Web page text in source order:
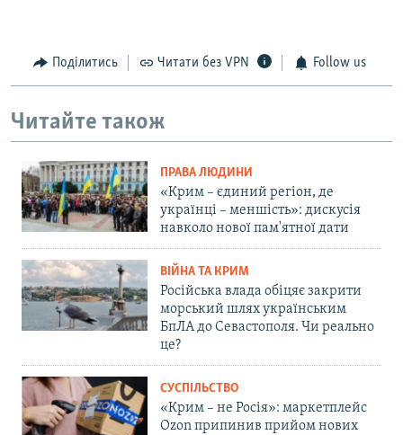
Поділитись Читати без VPN Follow us
Читайте також
ПРАВА ЛЮДИНИ
«Крим – єдиний регіон, де
українці – меншість»: дискусія
навколо нової пам'ятної дати
ВІЙНА ТА КРИМ
Російська влада обіцяє закрити
морський шлях українським
БпЛА до Севастополя. Чи реально
це?
СУСПІЛЬСТВО
«Крим – не Росія»: маркетплейс
Ozon припинив прийом нових